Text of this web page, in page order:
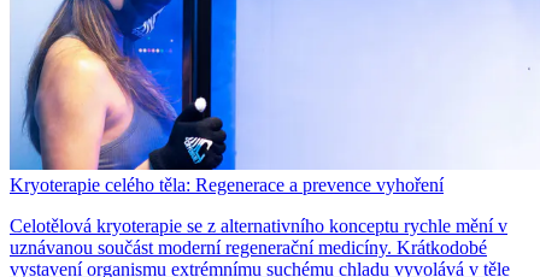
Kryoterapie celého těla: Regenerace a prevence vyhoření
Celotělová kryoterapie se z alternativního konceptu rychle mění v
uznávanou součást moderní regenerační medicíny. Krátkodobé
vystavení organismu extrémnímu suchému chladu vyvolává v těle